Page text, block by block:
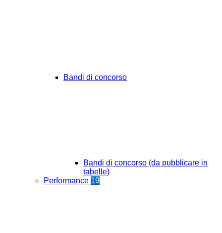
Bandi di concorso
Bandi di concorso (da pubblicare in
tabelle)
Performance 19